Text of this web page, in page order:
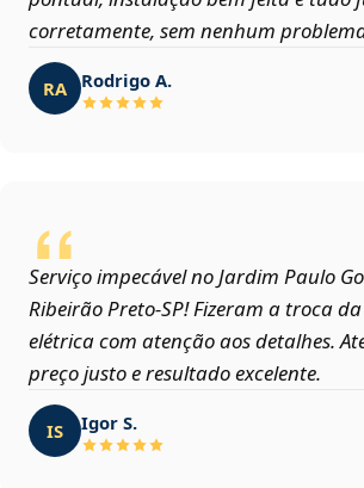
corretamente, sem nenhum
RA Rodrigo A.
Serviço impecável no Jardim Paulo
Ribeirão Preto‑SP! Fizeram a troca
elétrica com atenção aos detalhes.
preço justo e resultado excelente.
IS Igor S.